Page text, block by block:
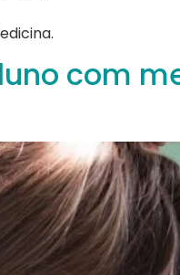
com